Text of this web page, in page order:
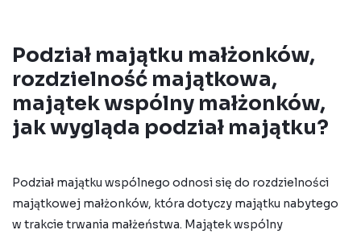
Podział majątku małżonków,
rozdzielność majątkowa,
majątek wspólny małżonków,
jak wygląda podział majątku?
Podział majątku wspólnego odnosi się do rozdzielności
majątkowej małżonków, która dotyczy majątku nabytego
w trakcie trwania małżeństwa. Majątek wspólny